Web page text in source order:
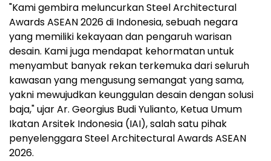
"Kami gembira meluncurkan Steel Architectural
Awards ASEAN 2026 di Indonesia, sebuah negara
yang memiliki kekayaan dan pengaruh warisan
desain. Kami juga mendapat kehormatan untuk
menyambut banyak rekan terkemuka dari seluruh
kawasan yang mengusung semangat yang sama,
yakni mewujudkan keunggulan desain dengan solusi
baja," ujar Ar. Georgius Budi Yulianto, Ketua Umum
Ikatan Arsitek Indonesia (IAI), salah satu pihak
penyelenggara Steel Architectural Awards ASEAN
2026.